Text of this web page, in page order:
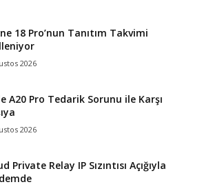
18 Pro’nun Tanıtım Takvimi
2026
A20 Pro Tedarik Sorunu ile Karşı
2026
Private Relay IP Sızıntısı Açığıyla